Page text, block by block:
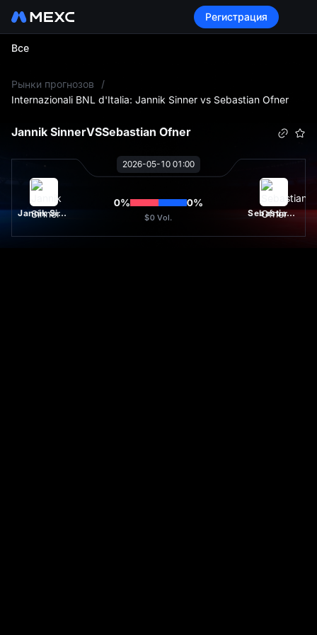
Регистрация
Все
Рынки прогнозов
/
Internazionali BNL d'Italia: Jannik Sinner vs Sebastian Ofner
Jannik SinnerVSSebastian Ofner
2026-05-10 01:00
Jannik Sinner
0% 0%
$0 Vol. Sebastian Ofner